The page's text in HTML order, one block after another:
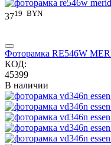
3719 BYN
Фоторамка RE546W
КОД:
45399
В наличии